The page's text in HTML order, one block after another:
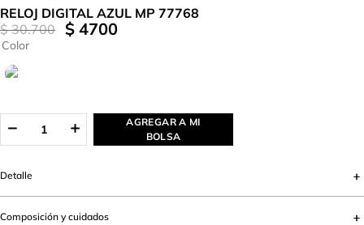
RELOJ DIGITAL AZUL MP 77768
$ 30 700 $ 4700
Color
AGREGAR A MI
BOLSA
Detalle
Composición y cuidados